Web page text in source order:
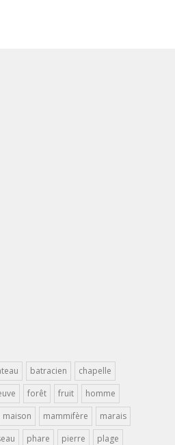
batracien
chapelle
forêt fruit
homme
maison mammifère
marais
phare pierre
plage